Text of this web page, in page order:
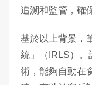
追溯和監管，確
基於以上背景，
統」（IRLS）。
術，能夠自動在